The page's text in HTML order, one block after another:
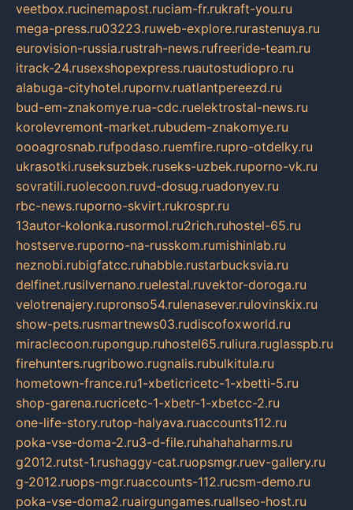
veetbox.rucinemapost.ruciam-fr.rukraft-you.ru
mega-press.ru03223.ruweb-explore.rurastenuya.ru
eurovision-russia.rustrah-news.rufreeride-team.ru
itrack-24.rusexshopexpress.ruautostudiopro.ru
alabuga-cityhotel.rupornv.ruatlantpereezd.ru
bud-em-znakomye.rua-cdc.ruelektrostal-news.ru
korolevremont-market.rubudem-znakomye.ru
oooagrosnab.rufpodaso.ruemfire.rupro-otdelky.ru
ukrasotki.ruseksuzbek.ruseks-uzbek.ruporno-vk.ru
sovratili.ruolecoon.ruvd-dosug.ruadonyev.ru
rbc-news.ruporno-skvirt.rukrospr.ru
13autor-kolonka.rusormol.ru2rich.ruhostel-65.ru
hostserve.ruporno-na-russkom.rumishinlab.ru
neznobi.rubigfatcc.ruhabble.rustarbucksvia.ru
delfinet.rusilvernano.ruelestal.ruvektor-doroga.ru
velotrenajery.rupronso54.rulenasever.rulovinskix.ru
show-pets.rusmartnews03.rudiscofoxworld.ru
miraclecoon.rupongup.ruhostel65.ruliura.ruglasspb.ru
firehunters.rugribowo.rugnalis.rubulkitula.ru
hometown-france.ru1-xbeticricetc-1-xbetti-5.ru
shop-garena.rucricetc-1-xbetr-1-xbetcc-2.ru
one-life-story.rutop-halyava.ruaccounts112.ru
poka-vse-doma-2.ru3-d-file.ruhahahaharms.ru
g2012.rutst-1.rushaggy-cat.ruopsmgr.ruev-gallery.ru
g-2012.ruops-mgr.ruaccounts-112.rucsm-demo.ru
poka-vse-doma2.ruairgungames.ruallseo-host.ru